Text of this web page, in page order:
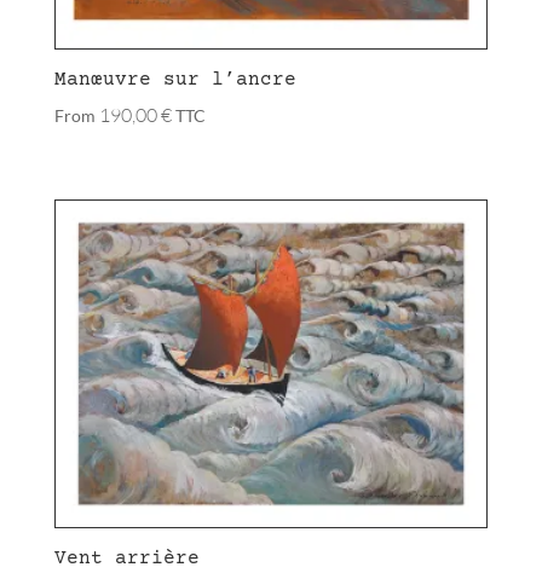
Manœuvre sur l’ancre
From 190,00€TTC
Vent arrière